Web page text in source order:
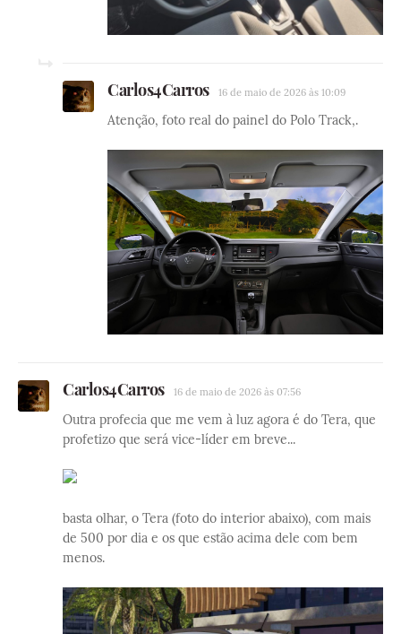
Carlos4Carros 16 de maio de 2026 às 10:09
Atenção, foto real do painel do Polo Track,.
Carlos4Carros 16 de maio de 2026 às 07:56
Outra profecia que me vem à luz agora é do Tera, que
profetizo que será vice-líder em breve...
basta olhar, o Tera (foto do interior abaixo), com mais
de 500 por dia e os que estão acima dele com bem
menos.